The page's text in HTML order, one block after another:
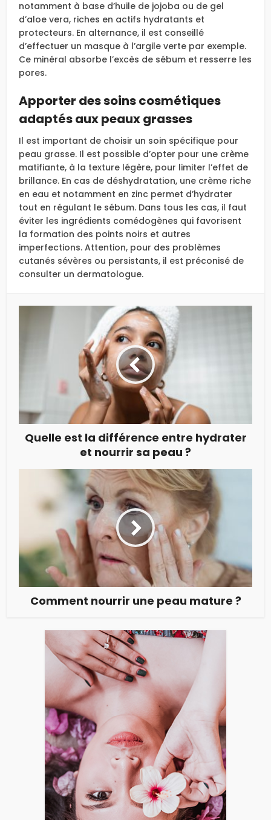
notamment à base d’huile de jojoba ou de gel
d’aloe vera, riches en actifs hydratants et
protecteurs. En alternance, il est conseillé
d’effectuer un masque à l’argile verte par exemple.
Ce minéral absorbe l’excès de sébum et resserre les
pores.
Apporter des soins cosmétiques
adaptés aux peaux grasses
Il est important de choisir un soin spécifique pour
peau grasse. Il est possible d’opter pour une crème
matifiante, à la texture légère, pour limiter l’effet de
brillance. En cas de déshydratation, une crème riche
en eau et notamment en zinc permet d’hydrater
tout en régulant le sébum. Dans tous les cas, il faut
éviter les ingrédients comédogènes qui favorisent
la formation des points noirs et autres
imperfections. Attention, pour des problèmes
cutanés sévères ou persistants, il est préconisé de
consulter un dermatologue.
Quelle est la différence entre hydrater
et nourrir sa peau ?
Comment nourrir une peau mature ?